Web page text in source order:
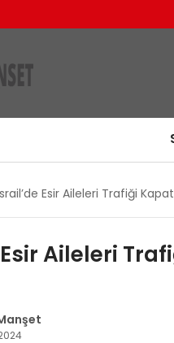
Esir Aileleri Trafiği
Aileleri